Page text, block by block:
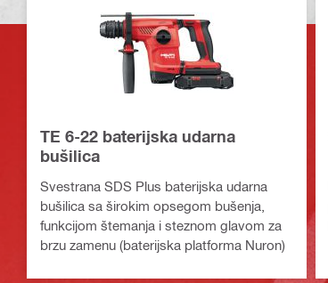
TE 6-22 baterijska udarna
bušilica
Svestrana SDS Plus baterijska udarna
bušilica sa širokim opsegom bušenja,
funkcijom štemanja i steznom glavom za
brzu zamenu (baterijska platforma Nuron)